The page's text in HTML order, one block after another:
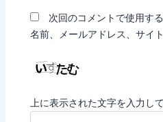
次回のコメントで使用す
名前、メールアドレス、サイ
上に表示された文字を入力し